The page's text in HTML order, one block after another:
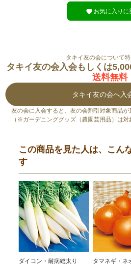
お気に入りに
タキイ友の会について
タキイ友の会入会もしくは
送料無料
タキイ友の会へ入
友の会に入会すると、友の会割引対象商品が
（※ガーデニンググッズ（農園芸用品）は対
この商品を見た人は、こん
す
ダイコン・耐病総太り
タマネギ・ネ